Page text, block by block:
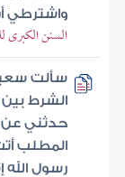
واشترطي
السنن الكبرى
سألت
الشرط
حدثني عن
المطلب
رسول